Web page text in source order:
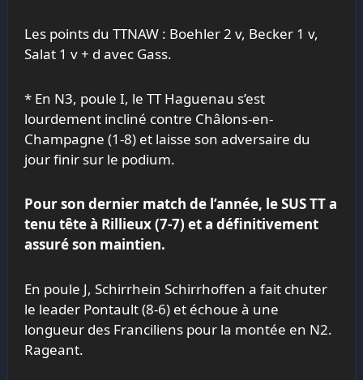
Les points du TTNAW : Boehler 2 v, Becker 1 v,
Salat 1 v + d avec Gass.
* En N3, poule I, le TT Haguenau s’est
lourdement incliné contre Châlons-en-
Champagne (1-8) et laisse son adversaire du
jour finir sur le podium.
Pour son dernier match de l’année, leSUSTT a
tenu tête à Rillieux (7-7) et a définitivement
assuré son maintien.
En poule J, Schirrhein Schirrhoffen a fait chuter
le leader Pontault (8-6) et échoue à une
longueur des Franciliens pour la montée en N2.
Rageant.